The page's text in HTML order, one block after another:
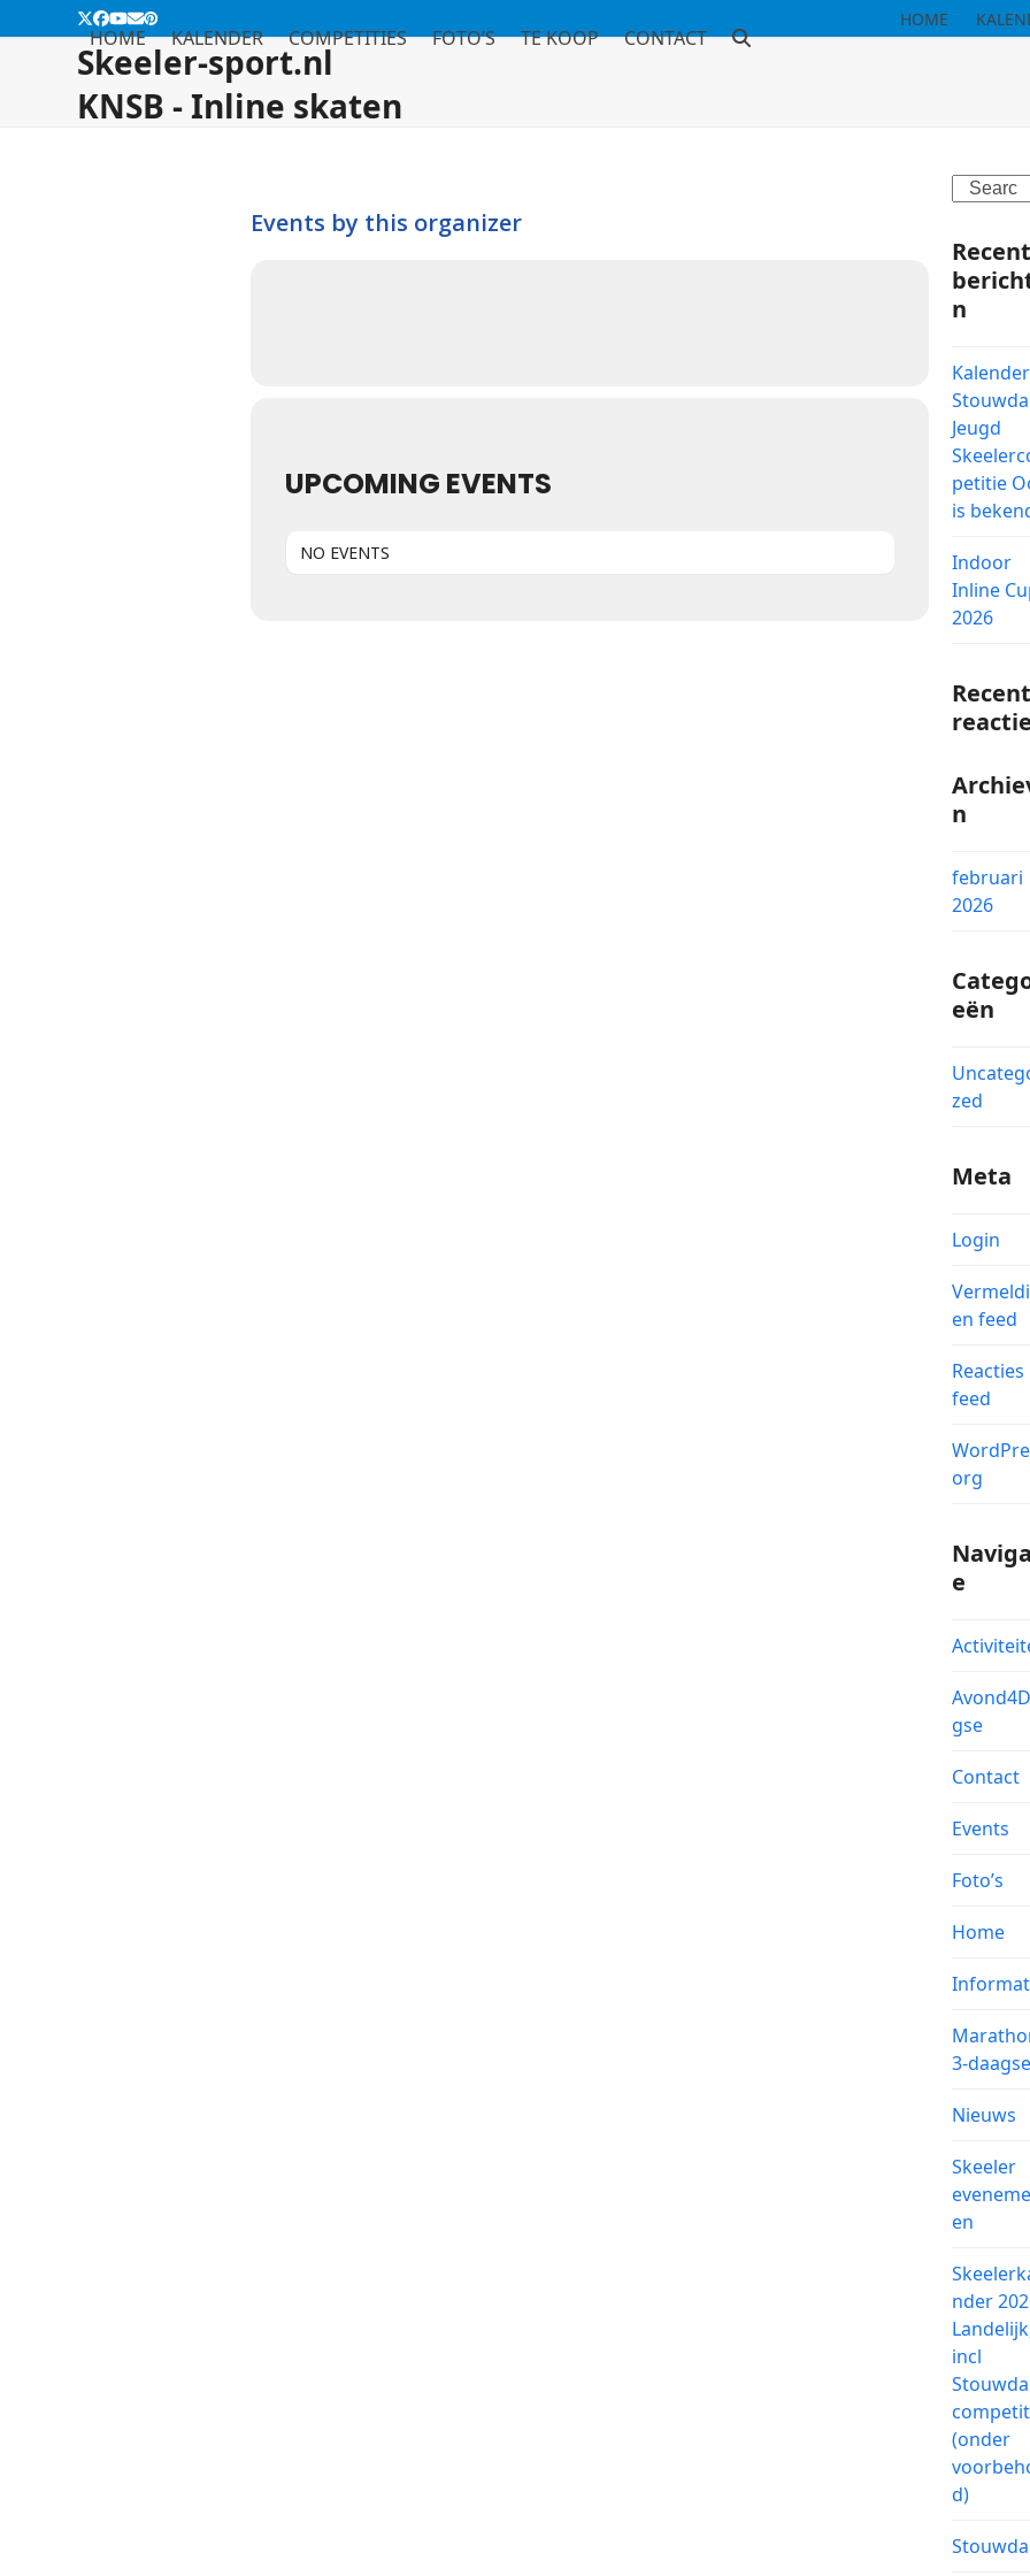
to
Twitter
Facebook
YouTube
EmailPinterest HOME
Skeeler-sport.nl
HOME KALENDER COMPETITIES FOTO’S TE KOOP CONTACT
KNSB - Inline skaten
Events by this organizer
UPCOMING EVENTS
NO EVENTS
Search
n
Kalender
Jeugd
petitie
is
Indoor
Inline
2026
n
februari
2026
eën
zed
Meta
Login
en feed
Reacties
feed
org
e
gse
Contact
Events
Foto’s
Home
3-daagse
Nieuws
Skeeler
en
nder
incl
(onder
d)